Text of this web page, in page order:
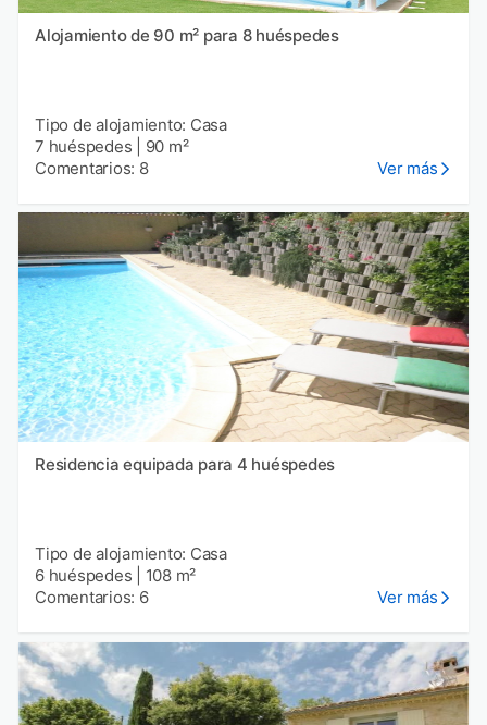
Alojamiento de 90 m² para 8 huéspedes
Tipo de alojamiento: Casa
7 huéspedes
90 m²
Comentarios: 8
Ver más
Residencia equipada para 4 huéspedes
Tipo de alojamiento: Casa
6 huéspedes
108 m²
Comentarios: 6
Ver más